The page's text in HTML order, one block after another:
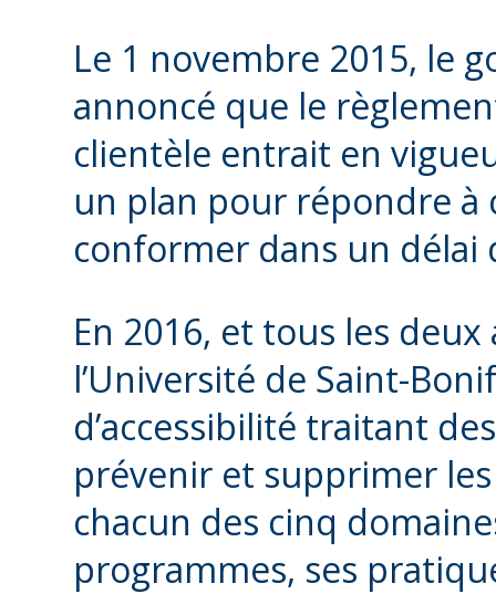
Le 1 novembre 2015, le
annoncé que le
clientèle entrait en
un plan pour répondre à
conformer dans un délai
En 2016, et tous les
l’Université de Saint-
d’accessibilité traitant
prévenir et supprimer les
chacun des cinq
programmes, ses